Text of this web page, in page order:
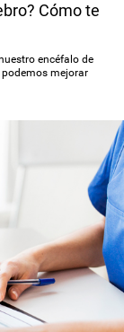
Cómo te
encéfalo de
mejorar